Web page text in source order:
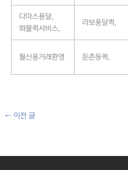
다마스용달,
화물퀵서비스,
라보용달퀵,
월신용거래환영 둔촌동퀵,
←이전 글